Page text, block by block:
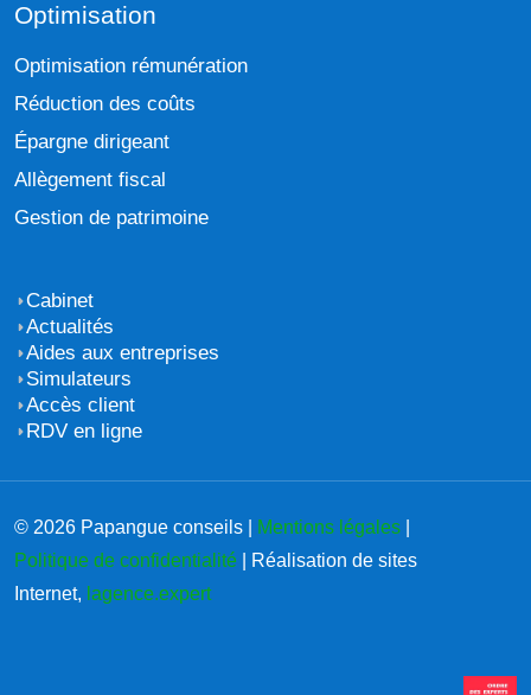
Optimisation
Optimisation rémunération
Réduction des coûts
Épargne dirigeant
Allègement fiscal
Gestion de patrimoine
Cabinet
Actualités
Aides aux entreprises
Simulateurs
Accès client
RDV en ligne
© 2026 Papangue conseils | Mentions légales
Politique de confidentialité | Réalisation de sites
Internet, lagence.expert